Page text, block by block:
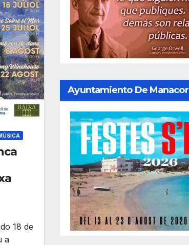
18 de
a
Ayuntamiento De Manacor